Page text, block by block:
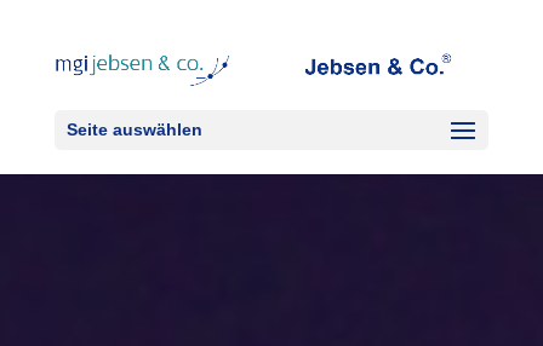
Seite auswählen